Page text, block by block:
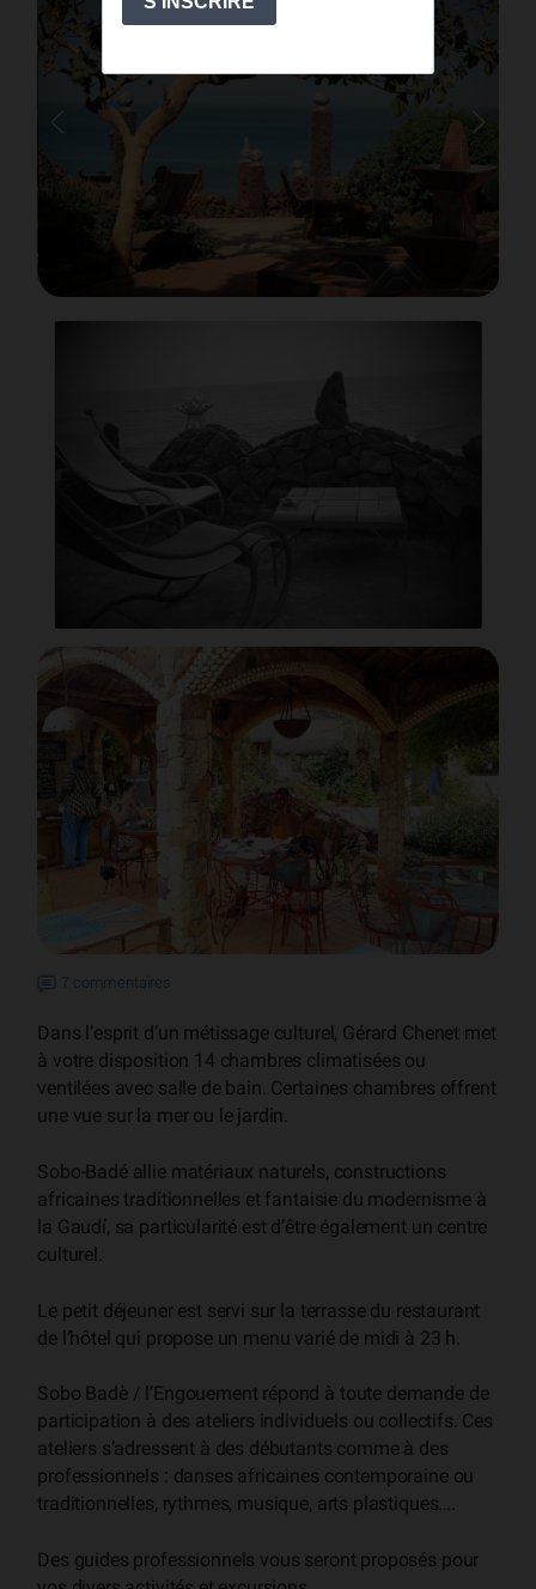
7 commentaires
Dans l’esprit d’un métissage culturel, Gérard Chenet met
à votre disposition 14 chambres climatisées ou
ventilées avec salle de bain. Certaines chambres offrent
une vue sur la mer ou le jardin.
Sobo-Badé allie matériaux naturels, constructions
africaines traditionnelles et fantaisie du modernisme à
la Gaudí, sa particularité est d’être également un centre
culturel.
Le petit déjeuner est servi sur la terrasse du restaurant
de l’hôtel qui propose un menu varié de midi à 23 h.
Sobo Badè / l’Engouement répond à toute demande de
participation à des ateliers individuels ou collectifs. Ces
ateliers s’adressent à des débutants comme à des
professionnels : danses africaines contemporaine ou
traditionnelles, rythmes, musique, arts plastiques….
Des guides professionnels vous seront proposés pour